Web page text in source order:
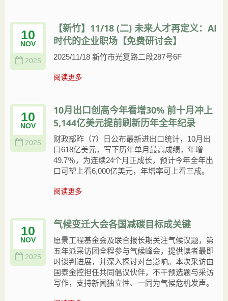
10
NOV
2025
【新竹】11/18 (二) 未来人才再定义：AI
时代的企业职场【免费研讨会】
2025/11/18 新竹市光复路二段287号6F
阅读更多
10
NOV
2025
10月出口创高今年看增30% 前十月冲上
5,144亿美元提前刷新历年全年纪录
财政部昨（7）日公布最新进出口统计，10月出
口618亿美元，写下历年单月最高成绩，年增
49.7％，为连续24个月正成长，预计今年全年出
口可望上看6,000亿美元，年增率可上看三成。
阅读更多
10
NOV
2025
气候变迁大会各国减碳目标成关键
愿景工程基金会及联合报长期关注气候议题，第
五年派采访团全程参与气候峰会，提供读者最即
时谈判进展，并深入探讨对台影响。本次采访由
国泰金控担任共同倡议伙伴，不干预选题与采访
写作，支持新闻独立性、一同为气候危机发声。